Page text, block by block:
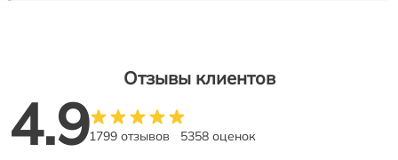
Отзывы клиентов
4.91799 отзывов 5358 оценок